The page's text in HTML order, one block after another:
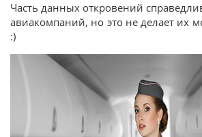
Часть данных откровений
авиакомпаний, но это не делает их
:)